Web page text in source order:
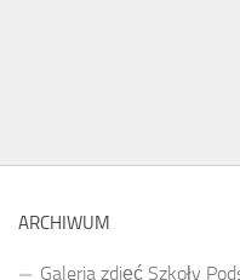
ARCHIWUM
Galeria zdjęć Szkoły